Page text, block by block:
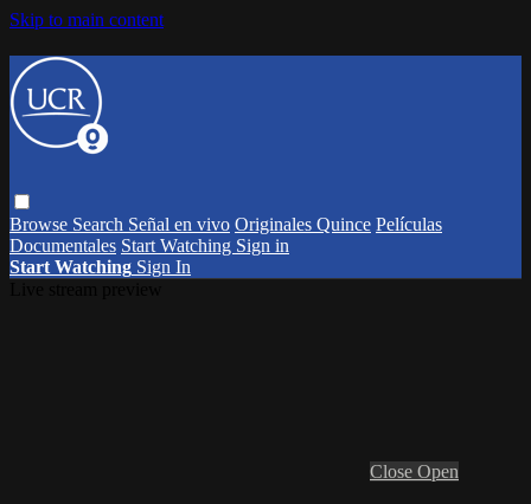
Skip to main content
Browse Search Señal en vivo Originales Quince Películas
Documentales Start Watching Sign in
Start Watching Sign In
Close Open